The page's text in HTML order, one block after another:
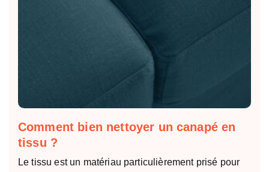
Comment bien nettoyer un canapé en
tissu ?
Le tissu est un matériau particulièrement prisé pour